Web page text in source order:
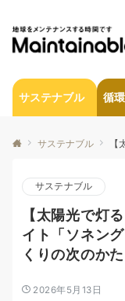
サステナブル 循
サステナブル 【
サステナブル
【太陽光で灯
イト「ソネン
くりの次のか
2026年5月13日